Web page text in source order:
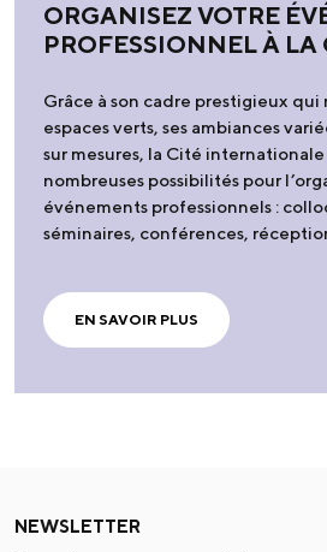
ORGANISEZ VOTRE
PROFESSIONNEL À LA
Grâce à son cadre prestigieux
espaces verts, ses ambiances
sur mesures, la Cité
nombreuses possibilités pour
événements professionnels :
séminaires, conférences,
EN SAVOIR PLUS
NEWSLETTER